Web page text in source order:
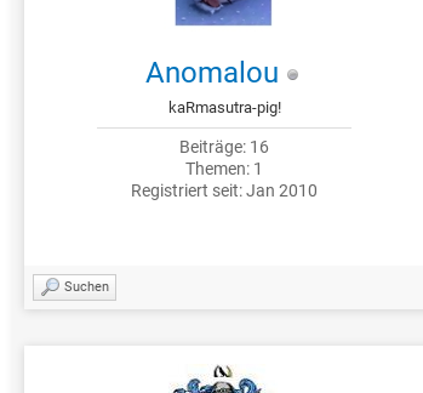
Anomalou
kaRmasutra-pig!
Beiträge: 16
Themen: 1
Registriert seit: Jan 2010
Suchen